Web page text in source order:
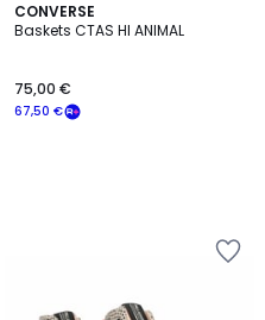
CONVERSE
Baskets CTAS HI ANIMAL
67,50 €
75,00 €